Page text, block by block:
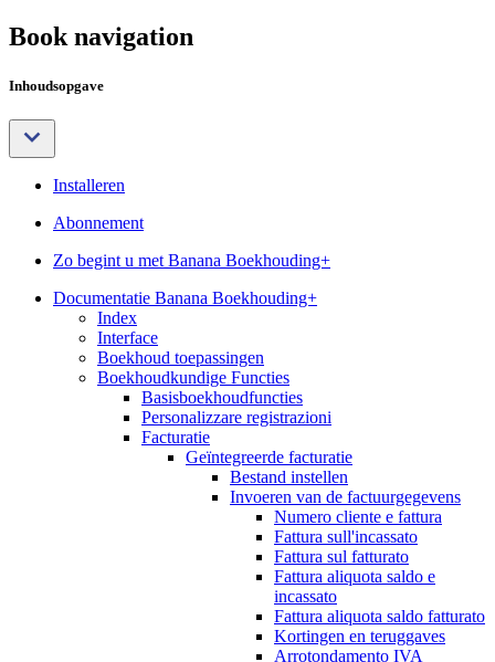
Book navigation
Inhoudsopgave
Installeren
Abonnement
Zo begint u met Banana Boekhouding+
Documentatie Banana Boekhouding+
Index
Interface
Boekhoud toepassingen
Boekhoudkundige Functies
Basisboekhoudfuncties
Personalizzare registrazioni
Facturatie
Geïntegreerde facturatie
Bestand instellen
Invoeren van de factuurgegevens
Numero cliente e fattura
Fattura sull'incassato
Fattura sul fatturato
Fattura aliquota saldo e
incassato
Fattura aliquota saldo fatturato
Kortingen en teruggaves
Arrotondamento IVA